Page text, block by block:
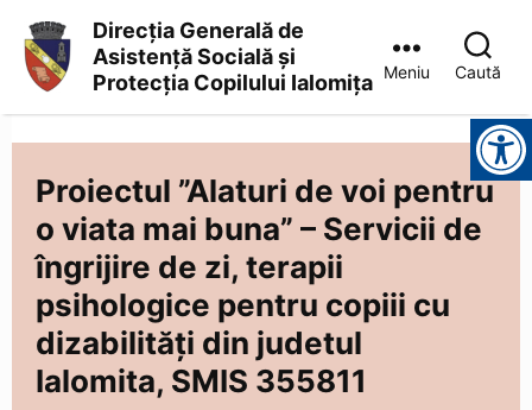
Asistență
Socială
și
Protecția
Copilului
Ialomița
Direcția Generală de
Asistență Socială și
Protecția Copilului Ialomița
Meniu Caută
Instrumente pentru accesibilitate
Proiectul ”Alaturi de voi pentru
o viata mai buna” – Servicii de
îngrijire de zi, terapii
psihologice pentru copiii cu
dizabilități din judetul
Ialomita, SMIS 355811